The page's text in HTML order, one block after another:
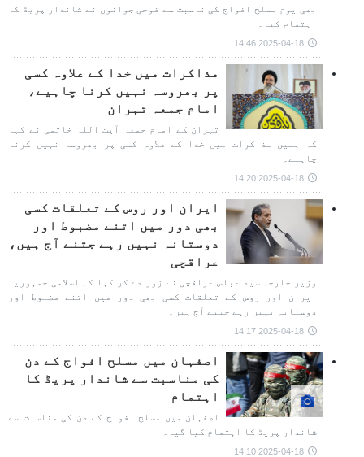
بھی یوم مسلح افواج کی ناسبت سے فوجی جوانوں نے شاندار پریڈ کا
اہتمام کیا۔
2025-04-18 14:46
مذاکرات میں خدا کے علاوہ کسی
پر بھروسہ نہیں کرنا چاہیے،
امام جمعہ تہران
تہران کے امام جمعہ آیت اللہ خاتمی نے کہا
کہ ہمیں مذاکرات میں خدا کے علاوہ کسی پر بھروسہ نہیں کرنا
چاہیے۔
2025-04-18 14:20
ایران اور روس کے تعلقات کسی
بھی دور میں اتنے مضبوط اور
دوستانہ نہیں رہے جتنے آج ہیں،
عراقچی
وزیر خارجہ سید عباس عراقچی نے زور دے کر کہا کہ اسلامی جمہوریہ
ایران اور روس کے تعلقات کسی بھی دور میں اتنے مضبوط اور
دوستانہ نہیں رہے جتنے آج ہیں۔
2025-04-18 14:17
اصفہان میں مسلح افواج کے دن
کی مناسبت سے شاندار پریڈ کا
اہتمام
اصفہان میں مسلح افواج کے دن کی مناسبت سے
شاندار پریڈ کا اہتمام کیا گیا۔
2025-04-18 14:10